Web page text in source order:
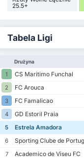
25.5+
Tabela Ligi
Drużyna
1 CS Maritimo Funchal
2
FC Arouca
3
FC Famalicao
4
GD Estoril Praia
5
Estrela Amadora
6
Sporting Clube de
7
Academico de Viseu FC